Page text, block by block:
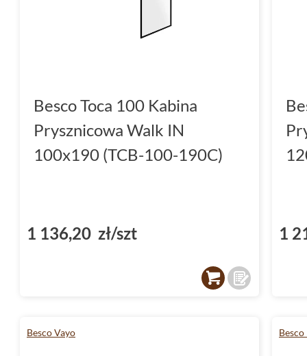
Besco Toca 100 Kabina
Prysznicowa Walk IN
100x190 (TCB-100-190C)
1 136,20 zł/szt 1
Besco Vayo